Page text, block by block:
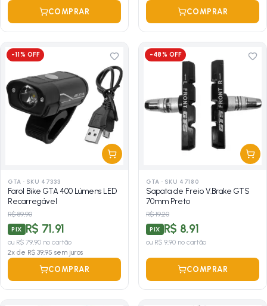
COMPRAR COMPRAR
-11 % OFF
GTA · SKU 47333
Farol Bike GTA 400 Lúmens LED
Recarregável
R$ 89,90
PIX R$ 71,91
ou R$ 79,90 no cartão
2x de R$ 39,95 sem juros
COMPRAR
-48% OFF
GTA · SKU 47180
Sapata de Freio V.Brake GTS
70mm Preto
R$ 19,20
PIX R$ 8,91
ou R$ 9,90 no cartão
COMPRAR